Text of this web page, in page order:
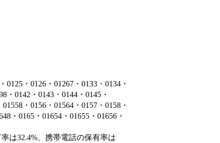
・0126・01267・0133・0134・
・0142・0143・0144・0145・
・0156・01564・0157・0158・
・0165・01654・01655・01656・
は32.4%、携帯電話の保有率は